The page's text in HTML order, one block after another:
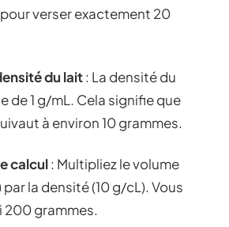
verser exactement 20
du lait: La densité du
de 1 g/mL. Cela signifie que
à environ 10 grammes.
calcul: Multipliez le volume
la densité (10 g/cL). Vous
200 grammes.